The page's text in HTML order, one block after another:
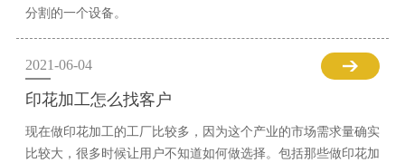
分割的一个设备。
2021-06-04
印花加工怎么找客户
现在做印花加工的工厂比较多，因为这个产业的市场需求量确实
比较大，很多时候让用户不知道如何做选择。包括那些做印花加